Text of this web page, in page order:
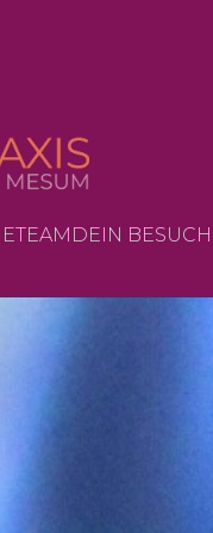
TEAM DEIN BESUCH